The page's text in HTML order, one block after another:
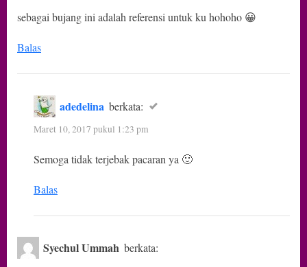
sebagai bujang ini adalah referensi untuk ku hohoho 😀
Balas
adedelina berkata:
Maret 10, 2017 pukul 1:23 pm
Semoga tidak terjebak pacaran ya 🙂
Balas
Syechul Ummah berkata: